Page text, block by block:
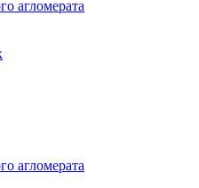
агломерата
агломерата